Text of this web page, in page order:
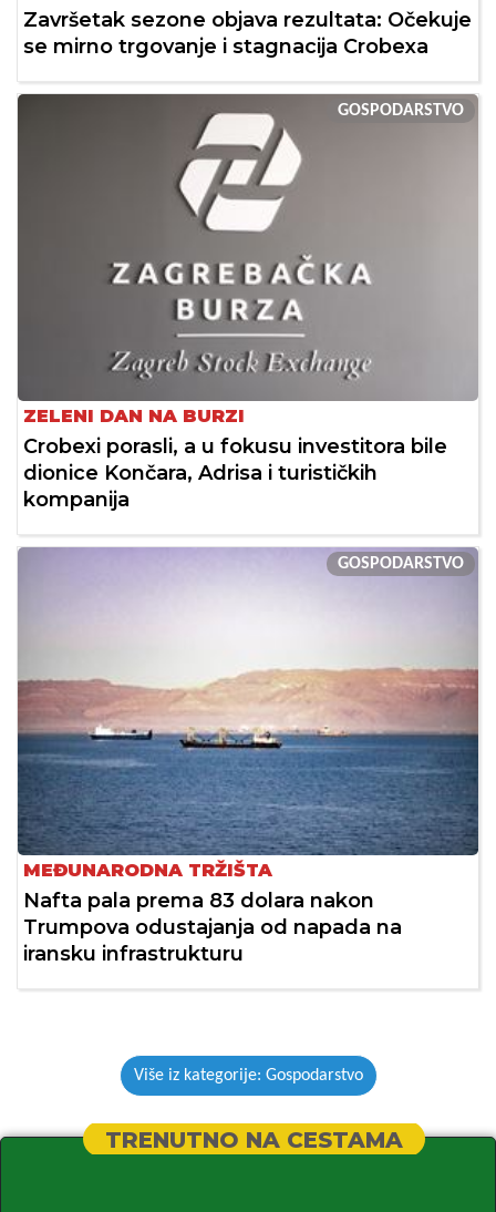
Završetak sezone objava rezultata: Očekuje
se mirno trgovanje i stagnacija Crobexa
GOSPODARSTVO
ZELENI DAN NA BURZI
Crobexi porasli, a u fokusu investitora bile
dionice Končara, Adrisa i turističkih
kompanija
GOSPODARSTVO
MEĐUNARODNA TRŽIŠTA
Nafta pala prema 83 dolara nakon
Trumpova odustajanja od napada na
iransku infrastrukturu
Više iz kategorije: Gospodarstvo
TRENUTNO NA CESTAMA